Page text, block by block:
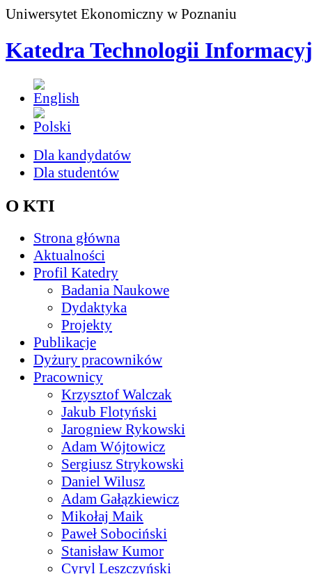
Uniwersytet Ekonomiczny w Poznaniu
Katedra Technologii
Dla kandydatów
Dla studentów
O KTI
Strona główna
Aktualności
Profil Katedry
Badania Naukowe
Dydaktyka
Projekty
Publikacje
Dyżury pracowników
Pracownicy
Krzysztof Walczak
Jakub Flotyński
Jarogniew Rykowski
Adam Wójtowicz
Sergiusz Strykowski
Daniel Wilusz
Adam Gałązkiewicz
Mikołaj Maik
Paweł Sobociński
Stanisław Kumor
Cyryl Leszczyński